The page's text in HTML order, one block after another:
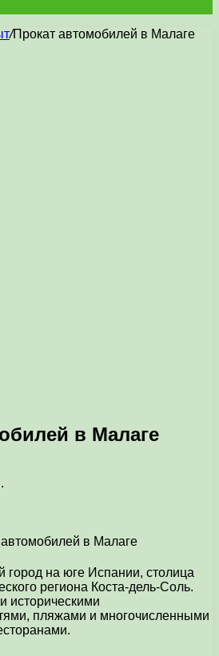
/Прокат автомобилей в Малаге
в Малаге
на юге Испании, столица
региона Коста-дель-Соль.
историческими
пляжами и многочисленными